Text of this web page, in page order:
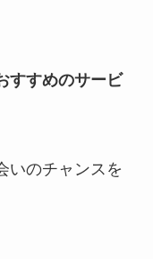
すすめのサービ
いのチャンスを